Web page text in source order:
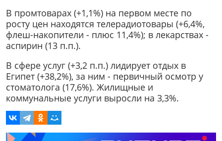
В промтоварах (+1,1%) на первом месте по
росту цен находятся телерадиотовары (+6,4%,
флеш-накопители - плюс 11,4%); в лекарствах -
аспирин (13 п.п.).
В сфере услуг (+3,2 п.п.) лидирует отдых в
Египет (+38,2%), за ним - первичный осмотр у
стоматолога (17,6%). Жилищные и
коммунальные услуги выросли на 3,3%.